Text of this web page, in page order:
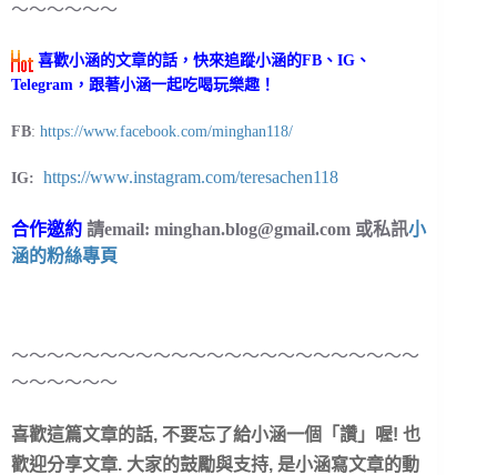
～～～～～～
喜歡小涵的文章的話，快來追蹤小涵的FB、IG、
Telegram，跟著小涵一起吃喝玩樂趣！
FB: https://www.facebook.com/minghan118/
IG: https://www.instagram.com/teresachen118
合作邀約 請email: minghan.blog@gmail.com 或私訊小
涵的粉絲專頁
～～～～～～～～～～～～～～～～～～～～～～～
～～～～～～
喜歡這篇文章的話, 不要忘了給小涵一個「讚 」喔! 也
歡迎分享文章. 大家的鼓勵與支持, 是小涵寫文章的動